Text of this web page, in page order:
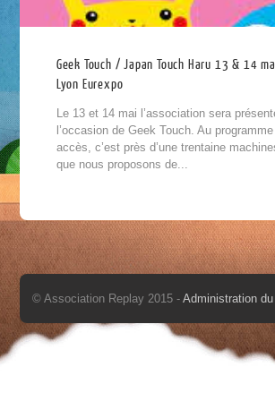
Geek Touch / Japan Touch Haru 13 & 14
Lyon Eurexpo
Le 13 et 14 mai l’association sera
l’occasion de Geek Touch. Au
accès, c’est près d’une trentaine
que nous proposons de...
© Association Replay 2015 - Administration